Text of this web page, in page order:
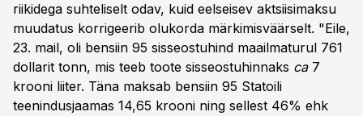
riikidega suhteliselt odav, kuid eelseisev aktsiisimaksu
muudatus korrigeerib olukorda märkimisväärselt. "Eile,
23. mail, oli bensiin 95 sisseostuhind maailmaturul 761
dollarit tonn, mis teeb toote sisseostuhinnaks ca7
krooni liiter. Täna maksab bensiin 95 Statoili
teenindusjaamas 14,65 krooni ning sellest 46% ehk